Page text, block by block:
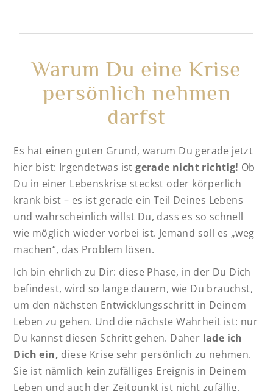
Warum Du eine Krise
persönlich nehmen
darfst
Es hat einen guten Grund, warum Du gerade jetzt
hier bist: Irgendetwas istgerade nicht richtig! Ob
Du in einer Lebenskrise steckst oder körperlich
krank bist – es ist gerade ein Teil Deines Lebens
und wahrscheinlich willst Du, dass es so schnell
wie möglich wieder vorbei ist. Jemand soll es „weg
machen“, das Problem lösen.
Ich bin ehrlich zu Dir: diese Phase, in der Du Dich
befindest, wird so lange dauern, wie Du brauchst,
um den nächsten Entwicklungsschritt in Deinem
Leben zu gehen. Und die nächste Wahrheit ist: nur
Du kannst diesen Schritt gehen. Daher lade ich
Dich ein, diese Krise sehr persönlich zu nehmen.
Sie ist nämlich kein zufälliges Ereignis in Deinem
Leben und auch der Zeitpunkt ist nicht zufällig.